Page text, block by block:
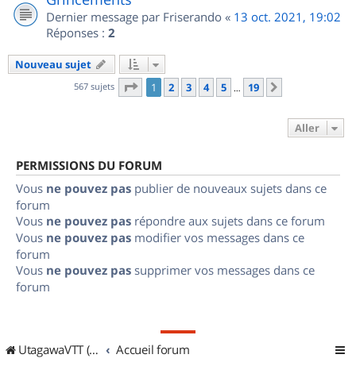
Dernier message par Friserando « 13 oct. 2021, 19:02
Réponses : 2
Nouveau sujet
567 sujets Page 1sur
1 2 3 4 5 … 19
Aller
PERMISSIONS DU FORUM
Vous ne pouvez pas publier de nouveaux sujets dans ce
forum
Vous ne pouvez pas répondre aux sujets dans ce forum
Vous ne pouvez pas modifier vos messages dans ce
forum
Vous ne pouvez pas supprimer vos messages dans ce
forum
UtagawaVTT (Randos VTT et VTTAE avec traces GPS) Accueil forum